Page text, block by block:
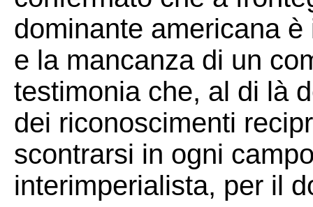
dominante americana
e la mancanza di un
testimonia che, al di là
dei riconoscimenti
scontrarsi in ogni
interimperialista, per il